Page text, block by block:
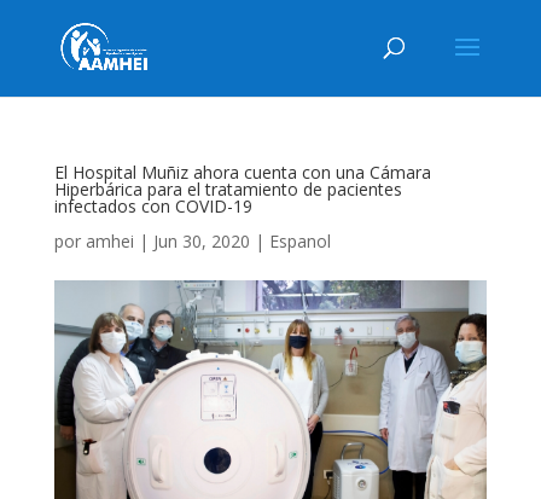
El Hospital Muñiz ahora cuenta con una Cámara
Hiperbárica para el tratamiento de pacientes
infectados con COVID-19
por amhei | Jun 30, 2020 | Espanol